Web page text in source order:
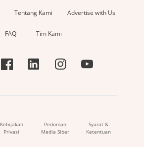
Tentang Kami Advertise with Us
FAQ Tim Kami
Kebijakan
Privasi
Pedoman
Media Siber
Syarat &
Ketentuan